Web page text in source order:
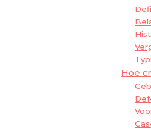
Hoe